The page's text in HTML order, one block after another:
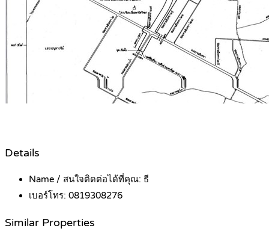
Details
Name / สนใจติดต่อได้ที่คุณ: ธี
เบอร์โทร: 0819308276
Similar Properties